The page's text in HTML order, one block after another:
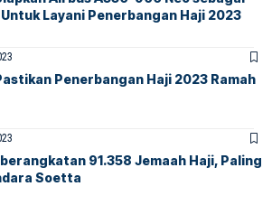
Layani Penerbangan Haji 2023
Penerbangan Haji 2023 Ramah
91.358 Jemaah Haji, Paling
Soetta